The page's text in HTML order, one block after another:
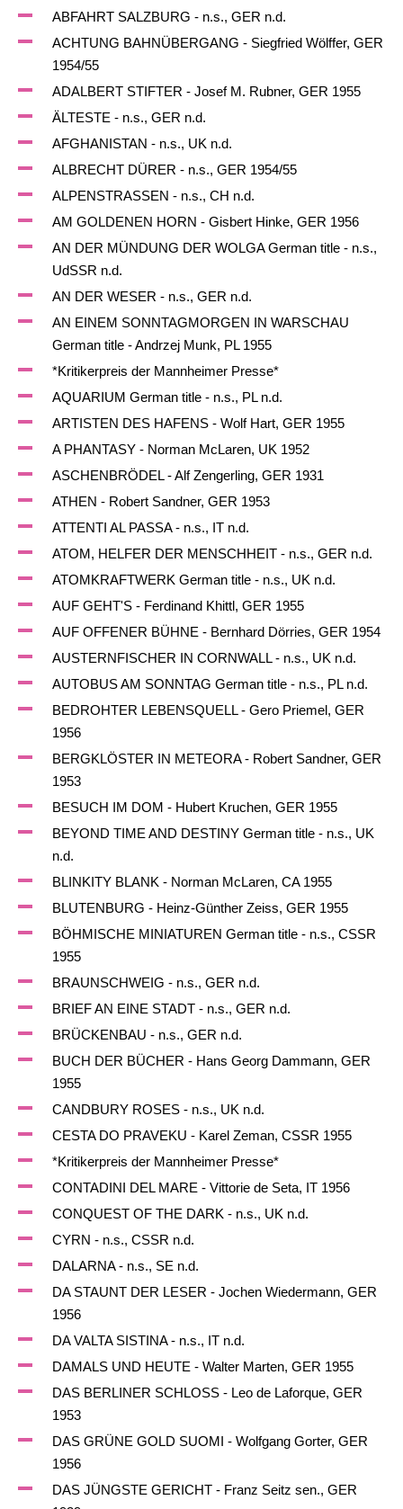
ABFAHRT SALZBURG - n.s., GER n.d.
ACHTUNG BAHNÜBERGANG - Siegfried Wölffer, GER
1954/55
ADALBERT STIFTER - Josef M. Rubner, GER 1955
ÄLTESTE - n.s., GER n.d.
AFGHANISTAN - n.s., UK n.d.
ALBRECHT DÜRER - n.s., GER 1954/55
ALPENSTRASSEN - n.s., CH n.d.
AM GOLDENEN HORN - Gisbert Hinke, GER 1956
AN DER MÜNDUNG DER WOLGA German title - n.s.,
UdSSR n.d.
AN DER WESER - n.s., GER n.d.
AN EINEM SONNTAGMORGEN IN WARSCHAU
German title - Andrzej Munk, PL 1955
*Kritikerpreis der Mannheimer Presse*
AQUARIUM German title - n.s., PL n.d.
ARTISTEN DES HAFENS - Wolf Hart, GER 1955
A PHANTASY - Norman McLaren, UK 1952
ASCHENBRÖDEL - Alf Zengerling, GER 1931
ATHEN - Robert Sandner, GER 1953
ATTENTI AL PASSA - n.s., IT n.d.
ATOM, HELFER DER MENSCHHEIT - n.s., GER n.d.
ATOMKRAFTWERK German title - n.s., UK n.d.
AUF GEHT'S - Ferdinand Khittl, GER 1955
AUF OFFENER BÜHNE - Bernhard Dörries, GER 1954
AUSTERNFISCHER IN CORNWALL - n.s., UK n.d.
AUTOBUS AM SONNTAG German title - n.s., PL n.d.
BEDROHTER LEBENSQUELL - Gero Priemel, GER
1956
BERGKLÖSTER IN METEORA - Robert Sandner, GER
1953
BESUCH IM DOM - Hubert Kruchen, GER 1955
BEYOND TIME AND DESTINY German title - n.s., UK
n.d.
BLINKITY BLANK - Norman McLaren, CA 1955
BLUTENBURG - Heinz-Günther Zeiss, GER 1955
BÖHMISCHE MINIATUREN German title - n.s., CSSR
1955
BRAUNSCHWEIG - n.s., GER n.d.
BRIEF AN EINE STADT - n.s., GER n.d.
BRÜCKENBAU - n.s., GER n.d.
BUCH DER BÜCHER - Hans Georg Dammann, GER
1955
CANDBURY ROSES - n.s., UK n.d.
CESTA DO PRAVEKU - Karel Zeman, CSSR 1955
*Kritikerpreis der Mannheimer Presse*
CONTADINI DEL MARE - Vittorie de Seta, IT 1956
CONQUEST OF THE DARK - n.s., UK n.d.
CYRN - n.s., CSSR n.d.
DALARNA - n.s., SE n.d.
DA STAUNT DER LESER - Jochen Wiedermann, GER
1956
DA VALTA SISTINA - n.s., IT n.d.
DAMALS UND HEUTE - Walter Marten, GER 1955
DAS BERLINER SCHLOSS - Leo de Laforque, GER
1953
DAS GRÜNE GOLD SUOMI - Wolfgang Gorter, GER
1956
DAS JÜNGSTE GERICHT - Franz Seitz sen., GER